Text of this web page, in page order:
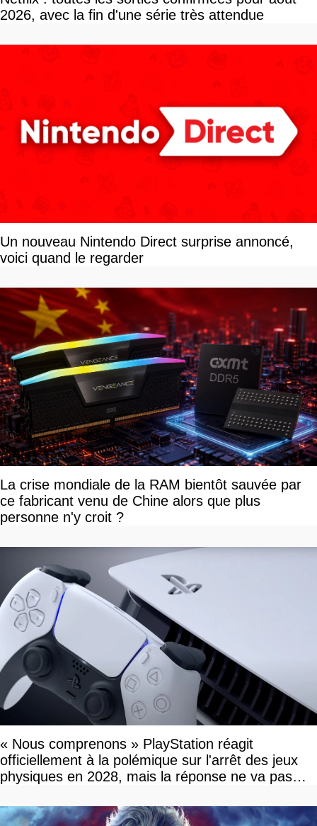
2026, avec la fin d'une série très attendue
Un nouveau Nintendo Direct surprise annoncé,
voici quand le regarder
La crise mondiale de la RAM bientôt sauvée par
ce fabricant venu de Chine alors que plus
personne n'y croit ?
« Nous comprenons » PlayStation réagit
officiellement à la polémique sur l'arrêt des jeux
physiques en 2028, mais la réponse ne va pas